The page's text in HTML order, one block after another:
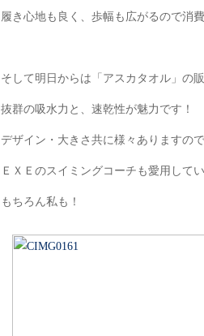
履き心地も良く、歩幅も広がるので消
そして明日からは「アスカタオル」の
抜群の吸水力と、速乾性が魅力です！
デザイン・大きさ共に様々ありますの
ＥＸＥのスイミングコーチも愛用して
もちろん私も！